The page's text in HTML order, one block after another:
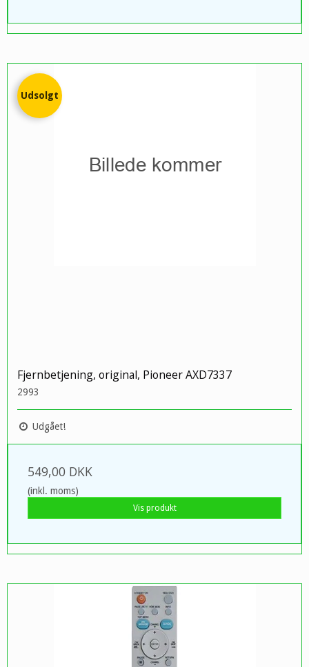
Udsolgt
Fjernbetjening, original, Pioneer AXD7337
2993
Udgået!
549,00 DKK
(inkl. moms)
Vis produkt